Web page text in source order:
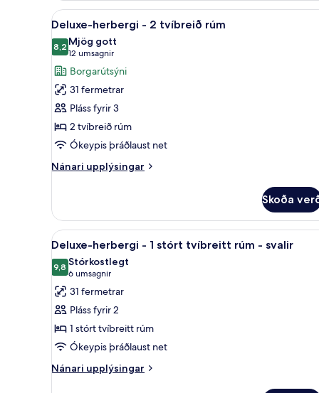
aðgengi
1
stórt
tvíbreitt
-
gott
aðgengi
Skoða
allar
myndir
fyrir
Deluxe-
herbergi
-
2
tvíbreið
rúm
Ítölsk Frette-rúmföt, rúmföt
4
Deluxe-herbergi - 2 tvíbreið rúm
8,28,2 af 10
Mjög gott
12 umsagnir
(12
umsagnir)
Borgarútsýni
31 fermetrar
Pláss fyrir 3
2 tvíbreið rúm
Ókeypis þráðlaust net
Nánari upplýsingar
Nánari
herbergi
2
tvíbreið
rúm
Skoða
Skoða
allar
myndir
fyrir
Deluxe-
herbergi
-
1
stórt
Ítölsk Frette-rúmföt, rúmföt
6
Deluxe-herbergi - 1 stórt tvíbreitt rúm - svalir
9,89,8 af 10
Stórkostlegt
6 umsagnir
(6
umsagnir)
31 fermetrar
Pláss fyrir 2
1 stórt tvíbreitt rúm
Ókeypis þráðlaust net
Nánari upplýsingar
Nánari